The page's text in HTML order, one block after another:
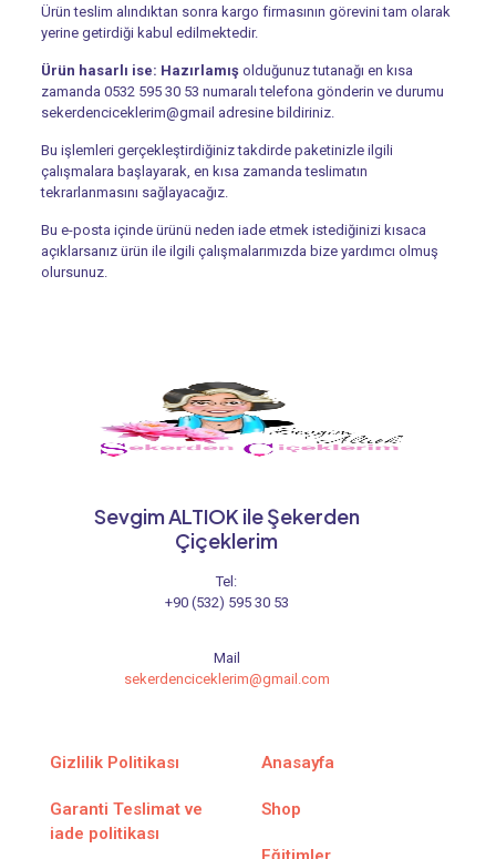
Ürün teslim alındıktan sonra kargo firmasının görevini tam olarak
yerine getirdiği kabul edilmektedir.
Ürün hasarlı ise: Hazırlamış olduğunuz tutanağı en kısa
zamanda 0532 595 30 53 numaralı telefona gönderin ve durumu
sekerdenciceklerim@gmail adresine bildiriniz.
Bu işlemleri gerçekleştirdiğiniz takdirde paketinizle ilgili
çalışmalara başlayarak, en kısa zamanda teslimatın
tekrarlanmasını sağlayacağız.
Bu e-posta içinde ürünü neden iade etmek istediğinizi kısaca
açıklarsanız ürün ile ilgili çalışmalarımızda bize yardımcı olmuş
olursunuz.
Sevgim ALTIOK ile Şekerden
Çiçeklerim
Tel:
+90 (532) 595 30 53
Mail
sekerdenciceklerim@gmail.com
Gizlilik Politikası
Garanti Teslimat ve
iade politikası
Anasayfa
Shop